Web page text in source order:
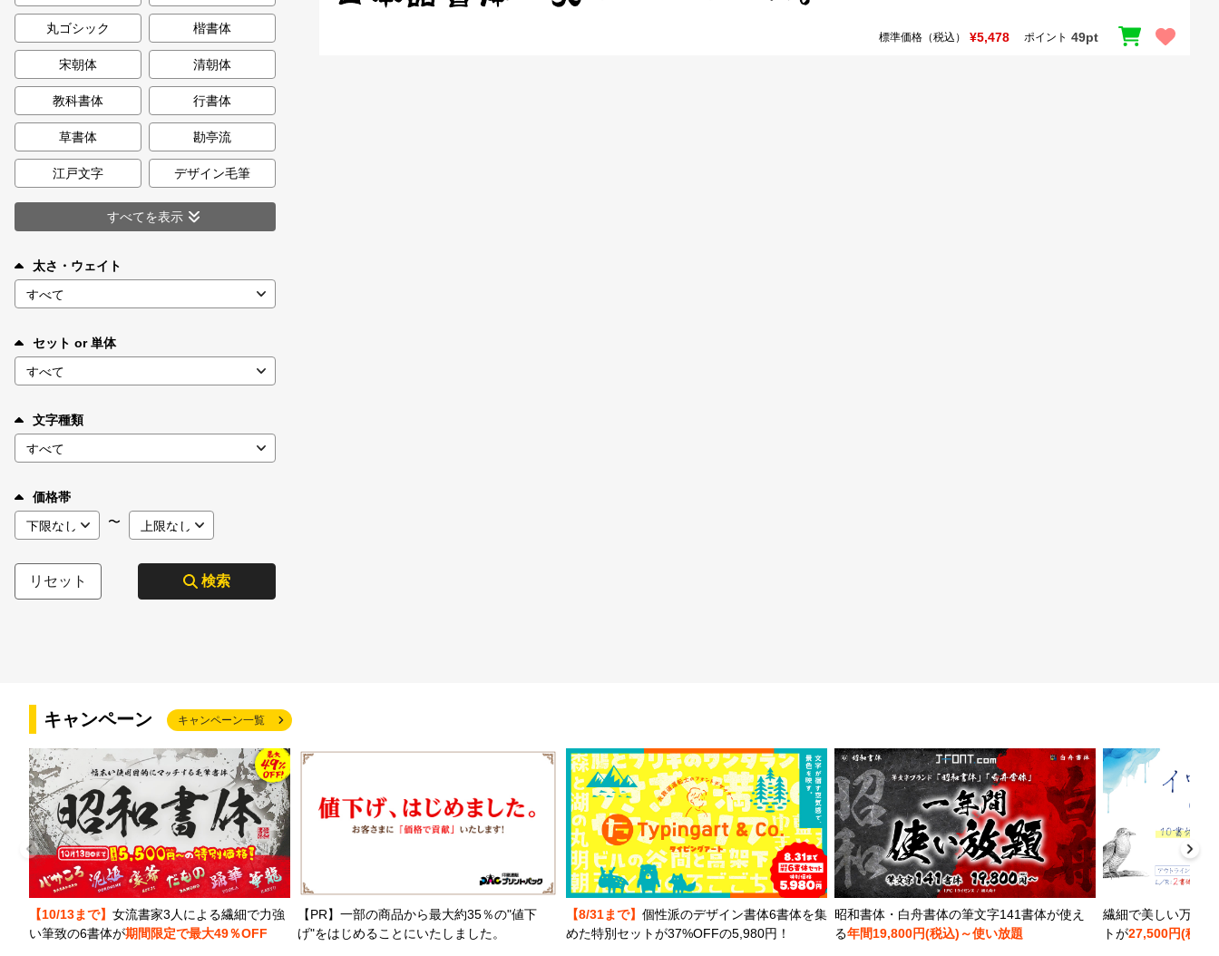
カート 0
マイページ
お気に入り
ご利用ガイド
お問い合わせ
丸ゴシック 楷書体
宋朝体 清朝体
教科書体 行書体
草書体 勘亭流
江戸文字 デザイン毛筆
すべてを表示
太さ・ウェイト
セット or 単体
文字種類
価格帯
〜
リセット 検索
標準価格（税込） ¥5,478 ポイント 49pt
キャンペーン キャンペーン一覧
【10/13まで】 女流書家3人による繊細で力強
い筆致の6書体が期間限定で最大49％OFF
【PR】一部の商品から最大約35％の"値下
げ"をはじめることにいたしました。
【8/31まで】 個性派のデザイン書体6書体を集
めた特別セットが37%OFFの5,980円！
昭和書体・白舟書体の筆文字141書体が使え
る年間19,800円(税込)～使い放題
繊細で美しい万年
トが27,500円(税込)